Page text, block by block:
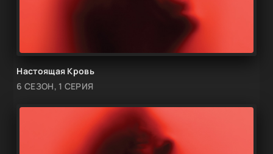
Настоящая Кровь
6 СЕЗОН, 1 СЕРИЯ